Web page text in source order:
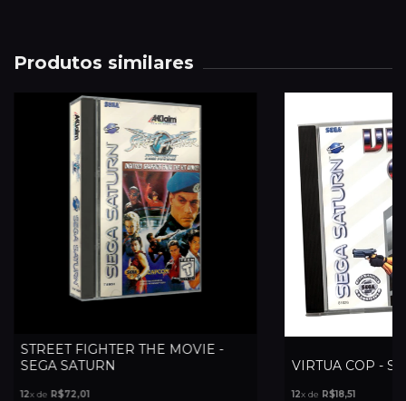
Produtos similares
STREET FIGHTER THE MOVIE -
SEGA SATURN
12x de R$72,01
VIRTUA COP -
12x de R$18,51